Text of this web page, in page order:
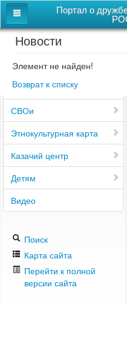
Портал о
Главная
Дом дружбы народов
Новости
СВОи
Этнокультурная карта
Казачий центр
Детям
Видео
Поиск
Карта сайта
Перейти к полной
версии сайта
Новости
Элемент не найден!
Возврат к списку